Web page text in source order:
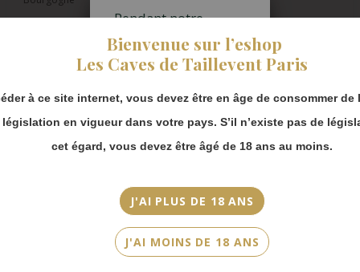
Bienvenue sur l’eshop
Les Caves de Taillevent Paris
à ce site internet, vous devez être en âge de consommer de
législation en vigueur dans votre pays. S’il n’existe pas de
cet égard, vous devez être âgé de 18 ans au moins.
J'AI PLUS DE 18 ANS
J'AI MOINS DE 18 ANS
2020
Pendant notre
fermeture estivale,
vous pouvez
continuer à passer
Merci de bien
prendre en compte :
Les envois
partir du 31 août.
Les commandes
en click-and-
collect (cave
Faubourg Saint-